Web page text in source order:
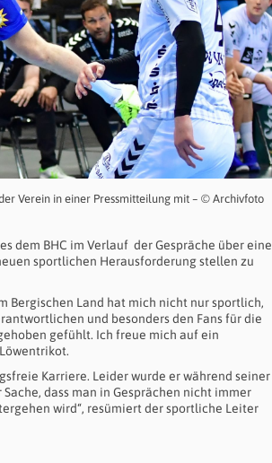
Verein in einer Pressmitteilung mit – © Archivfoto
dem BHC im Verlauf der Gespräche über eine
sportlichen Herausforderung stellen zu
Bergischen Land hat mich nicht nur sportlich,
und besonders den Fans für die
gefühlt. Ich freue mich auf ein
Karriere. Leider wurde er während seiner
dass man in Gesprächen nicht immer
wird“, resümiert der sportliche Leiter